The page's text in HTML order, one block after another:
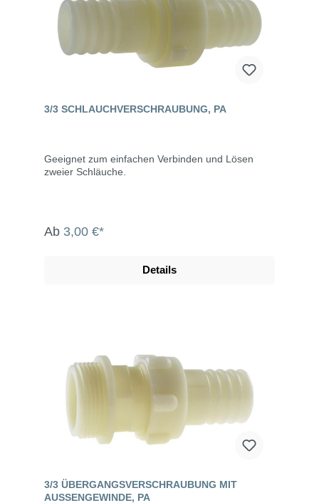
3/3 SCHLAUCHVERSCHRAUBUNG, PA
Geeignet zum einfachen Verbinden und Lösen
zweier Schläuche.
Ab 3,00 €*
Details
3/3 ÜBERGANGSVERSCHRAUBUNG MIT
AUSSENGEWINDE, PA